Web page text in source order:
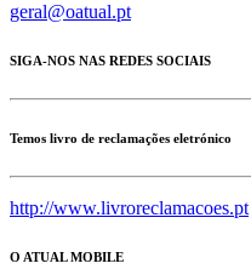
geral@oatual.pt
SIGA-NOS NAS REDES SOCIAIS
Temos livro de reclamações eletrónico
http://www.livroreclamacoes.pt
O ATUAL MOBILE